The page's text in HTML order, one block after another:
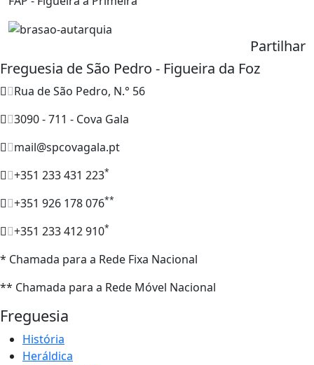
Partilhar
Freguesia de São Pedro - Figueira da Foz
Rua de São Pedro, N.° 56
3090 - 711 - Cova Gala
mail@spcovagala.pt
+351 233 431 223*
+351 926 178 076**
+351 233 412 910*
* Chamada para a Rede Fixa Nacional
** Chamada para a Rede Móvel Nacional
Freguesia
História
Heráldica